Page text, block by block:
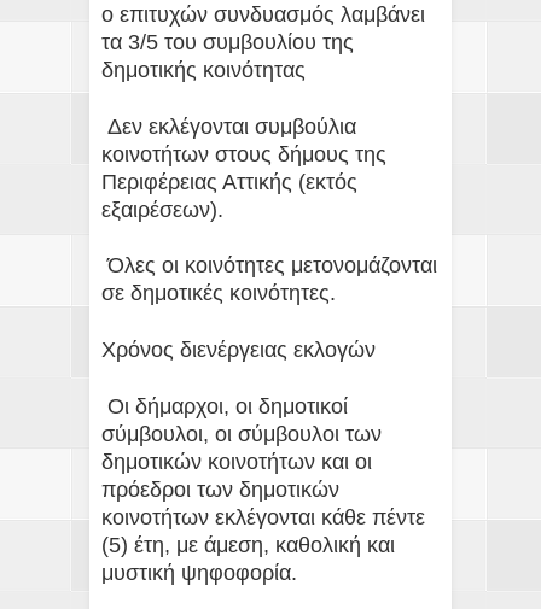
ο επιτυχών συνδυασμός λαμβάνει
τα 3/5 του συμβουλίου της
δημοτικής κοινότητας
Δεν εκλέγονται συμβούλια
κοινοτήτων στους δήμους της
Περιφέρειας Αττικής (εκτός
εξαιρέσεων).
Όλες οι κοινότητες μετονομάζονται
σε δημοτικές κοινότητες.
Χρόνος διενέργειας εκλογών
Οι δήμαρχοι, οι δημοτικοί
σύμβουλοι, οι σύμβουλοι των
δημοτικών κοινοτήτων και οι
πρόεδροι των δημοτικών
κοινοτήτων εκλέγονται κάθε πέντε
(5) έτη, με άμεση, καθολική και
μυστική ψηφοφορία.